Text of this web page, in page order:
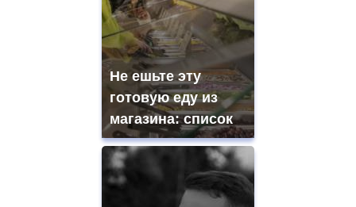
Не ешьте эту
готовую еду из
магазина: список